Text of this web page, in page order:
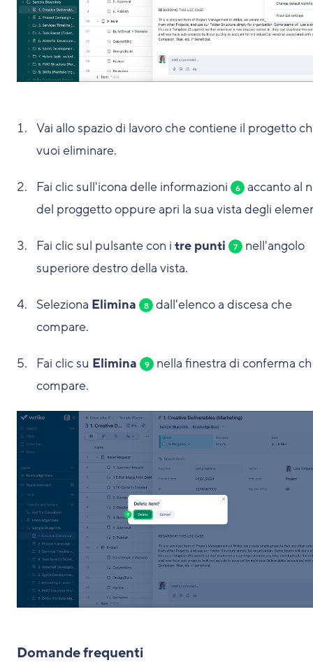
Vai allo spazio di lavoro che contiene il progetto
vuoi eliminare.
Fai clic sull'icona delle informazioni 6
accanto al
del proggetto oppure apri la sua vista degli
Fai clic sul pulsante con i tre punti 7
nell'angolo
superiore destro della vista.
Seleziona Elimina 8
dall'elenco a discesa che
compare.
Fai clic su Elimina 9
nella finestra di conferma
compare.
Domande frequenti